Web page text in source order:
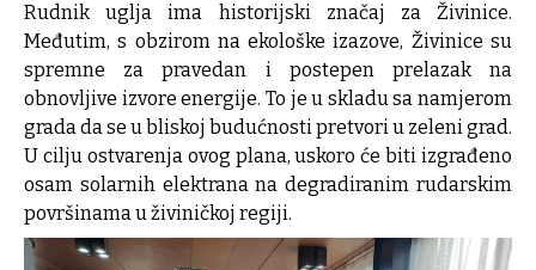
Rudnik uglja ima historijski značaj za Živinice.
Međutim, s obzirom na ekološke izazove, Živinice su
spremne za pravedan i postepen prelazak na
obnovljive izvore energije. To je u skladu sa namjerom
grada da se u bliskoj budućnosti pretvori u zeleni grad.
U cilju ostvarenja ovog plana, uskoro će biti izgrađeno
osam solarnih elektrana na degradiranim rudarskim
površinama u živiničkoj regiji.